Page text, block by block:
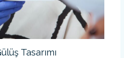
Tasarımı